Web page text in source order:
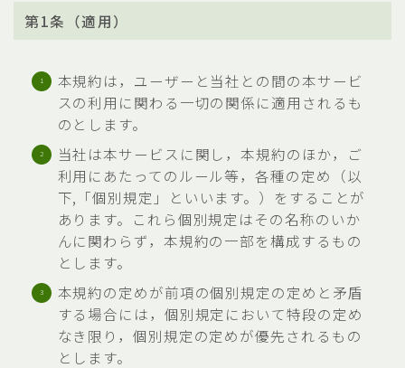
第1条（適用）
本規約は，ユーザーと当社との間の本サービ
スの利用に関わる一切の関係に適用されるも
のとします。
当社は本サービスに関し，本規約のほか，ご
利用にあたってのルール等，各種の定め（以
下,「個別規定」といいます。）をすることが
あります。これら個別規定はその名称のいか
んに関わらず，本規約の一部を構成するもの
とします。
本規約の定めが前項の個別規定の定めと矛盾
する場合には，個別規定において特段の定め
なき限り，個別規定の定めが優先されるもの
とします。